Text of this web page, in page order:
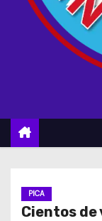
PICA
Cientos